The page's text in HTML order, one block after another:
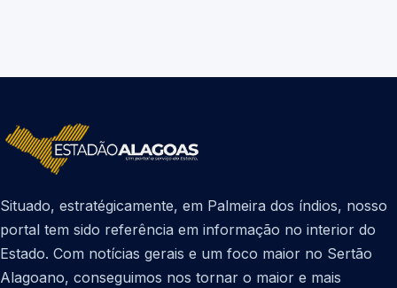
Situado, estratégicamente, em Palmeira dos índios, nosso
portal tem sido referência em informação no interior do
Estado. Com notícias gerais e um foco maior no Sertão
Alagoano, conseguimos nos tornar o maior e mais